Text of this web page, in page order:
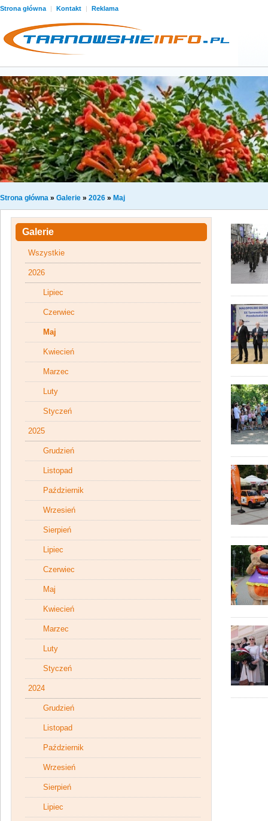
Strona główna | Kontakt | Reklama
Strona główna » Galerie » 2026 » Maj
Galerie
Wszystkie
2026
Lipiec
Czerwiec
Maj
Kwiecień
Marzec
Luty
Styczeń
2025
Grudzień
Listopad
Październik
Wrzesień
Sierpień
Lipiec
Czerwiec
Maj
Kwiecień
Marzec
Luty
Styczeń
2024
Grudzień
Listopad
Październik
Wrzesień
Sierpień
Lipiec